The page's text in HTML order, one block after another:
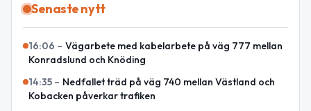
Senaste nytt
16:06 – Vägarbete med kabelarbete på väg 777 mellan
Konradslund och Knöding
14:35 – Nedfallet träd på väg 740 mellan Västland och
Kobacken påverkar trafiken